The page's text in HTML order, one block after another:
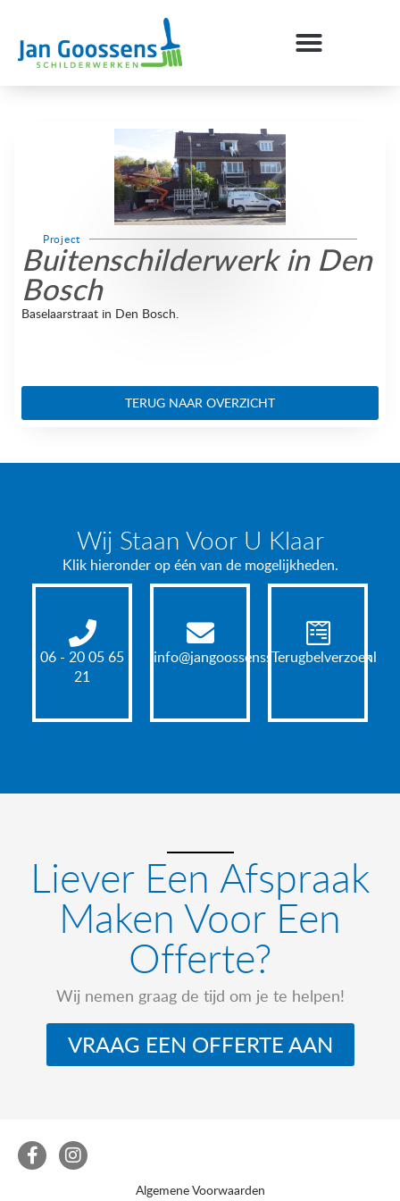
Project
Buitenschilderwerk in Den
Bosch
Baselaarstraat in Den Bosch.
TERUG NAAR OVERZICHT
Wij Staan Voor U Klaar
Klik hieronder op één van de mogelijkheden.
06 - 20 05 65
21
info@jangoossensschilderwerken.nl
Terugbelverzoek
Liever Een Afspraak
Maken Voor Een
Offerte?
Wij nemen graag de tijd om je te helpen!
VRAAG EEN OFFERTE AAN
F
a
I
n
Algemene Voorwaarden